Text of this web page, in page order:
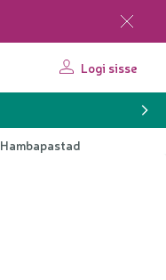
Logi sisse
Hambapastad